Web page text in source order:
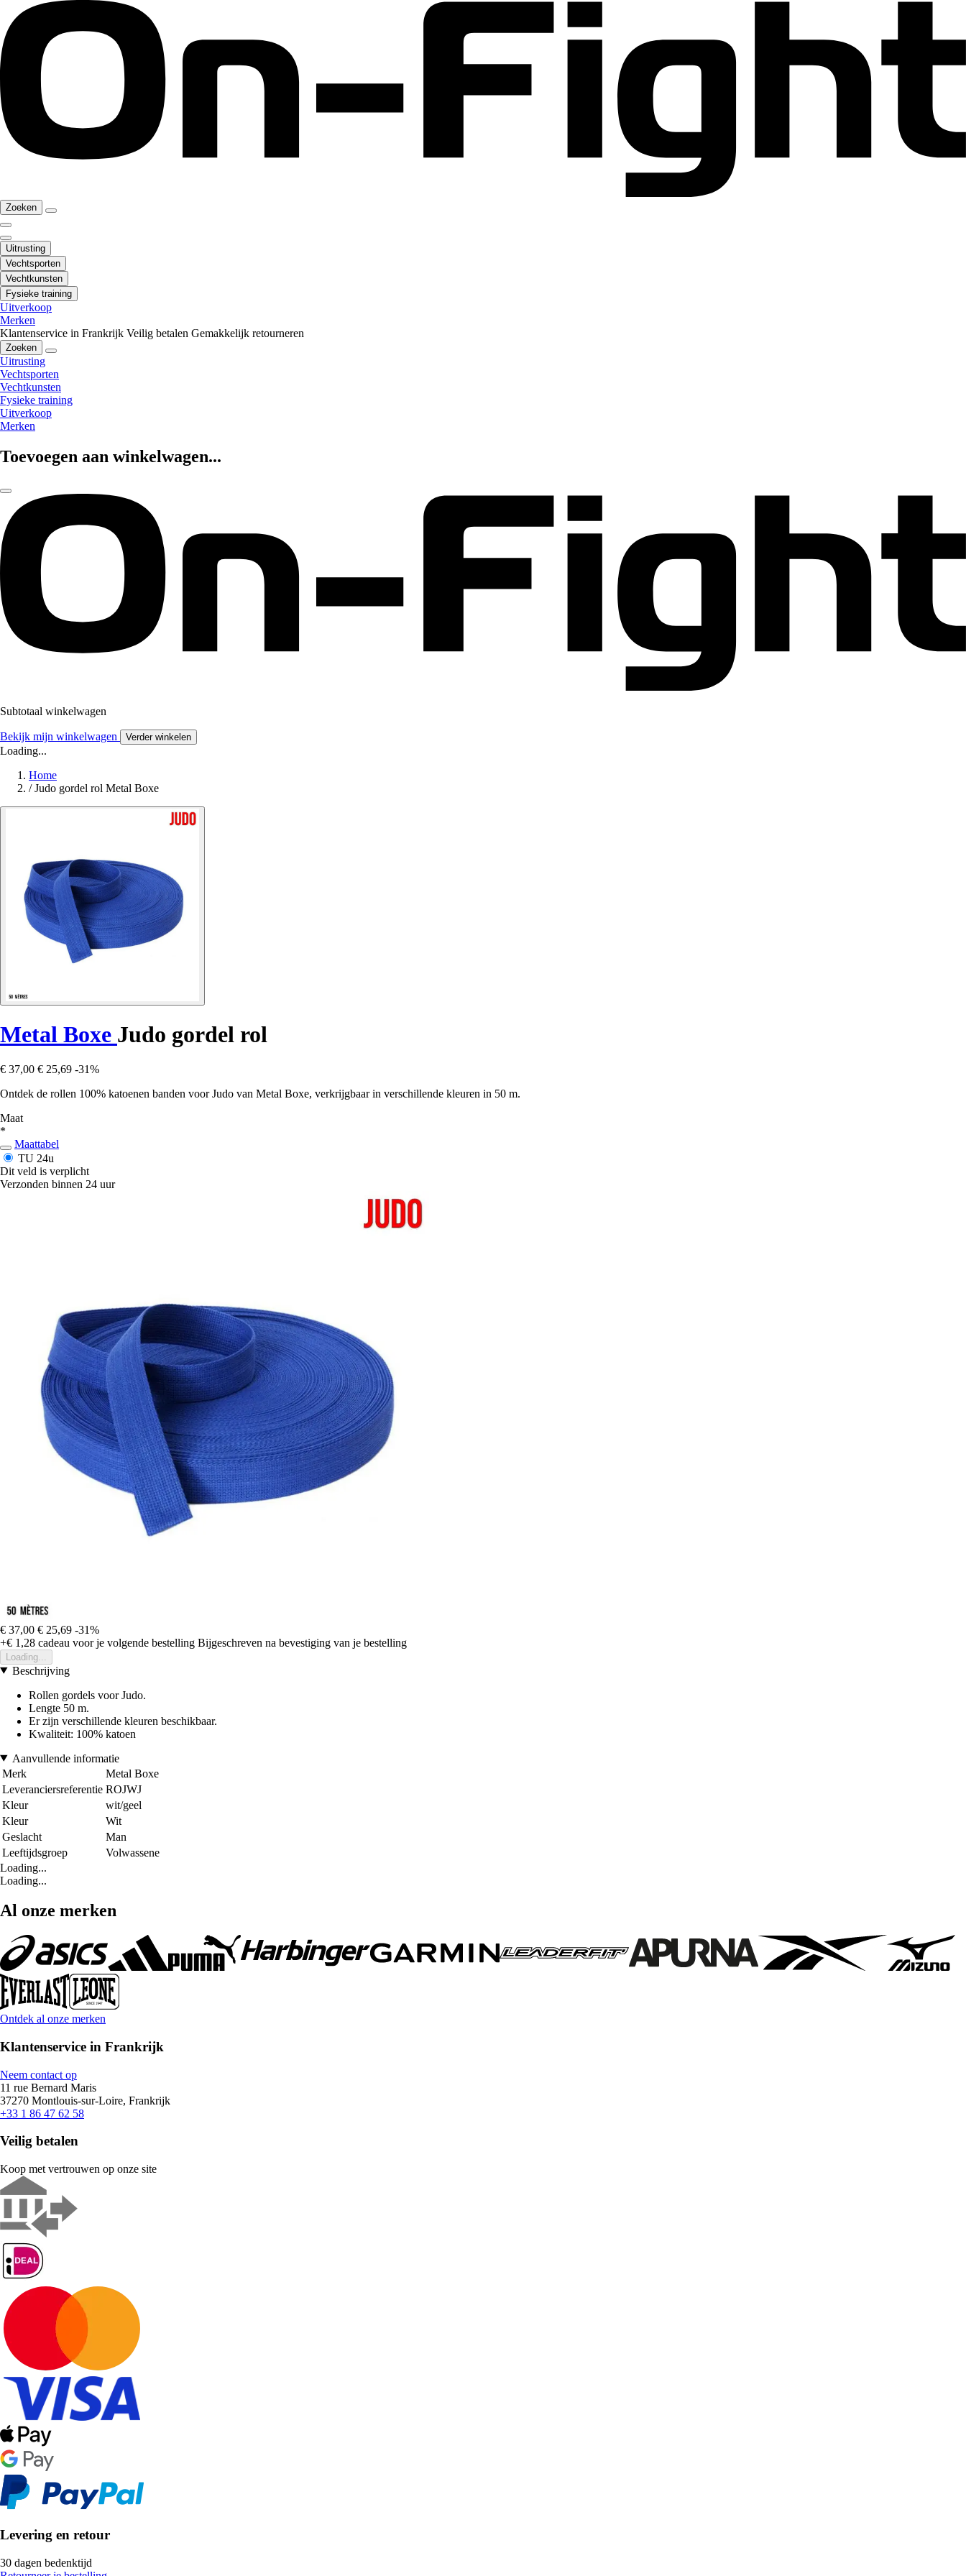
Zoeken
Uitrusting
Vechtsporten
Vechtkunsten
Fysieke training
Uitverkoop
Merken
Klantenservice in Frankrijk Veilig betalen Gemakkelijk retourneren
Zoeken
Uitrusting
Vechtsporten
Vechtkunsten
Fysieke training
Uitverkoop
Merken
Toevoegen aan winkelwagen...
Subtotaal winkelwagen
Bekijk mijn winkelwagen Verder winkelen
Loading...
Home
/ Judo gordel rol Metal Boxe
Metal Boxe Judo gordel rol
€ 37,00 € 25,69 -31%
Ontdek de rollen 100% katoenen banden voor Judo van Metal Boxe, verkrijgbaar in verschillende kleuren in 50 m.
Maat
*
Maattabel
TU 24u
Dit veld is verplicht
Verzonden binnen 24 uur
€ 37,00 € 25,69 -31%
+€ 1,28 cadeau voor je volgende bestelling Bijgeschreven na bevestiging van je bestelling
Loading...
Beschrijving
Rollen gordels voor Judo.
Lengte 50 m.
Er zijn verschillende kleuren beschikbaar.
Kwaliteit: 100% katoen
Aanvullende informatie
Merk
Metal Boxe
Leveranciersreferentie ROJWJ
Kleur
wit/geel
Kleur
Wit
Geslacht
Man
Leeftijdsgroep
Volwassene
Loading...
Loading...
Al onze merken
Ontdek al onze merken
Klantenservice in Frankrijk
Neem contact op
11 rue Bernard Maris
37270 Montlouis-sur-Loire, Frankrijk
+33 1 86 47 62 58
Veilig betalen
Koop met vertrouwen op onze site
Levering en retour
30 dagen bedenktijd